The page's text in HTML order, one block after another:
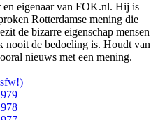
eigenaar van FOK.nl. Hij is
Rotterdamse mening die
de bizarre eigenschap mensen
nooit de bedoeling is. Houdt van
nieuws met een mening.